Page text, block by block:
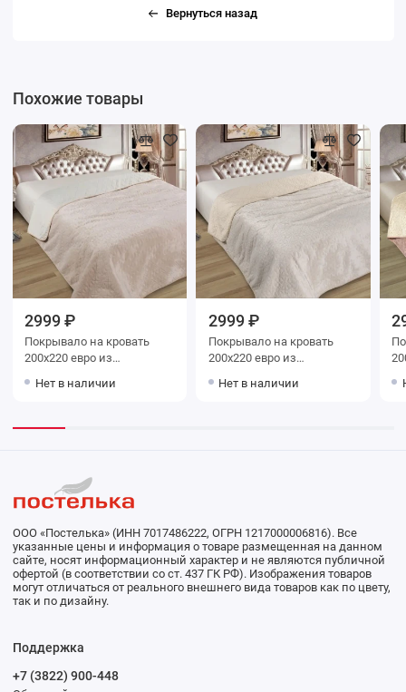
Вернуться назад
Похожие товары
2999 ₽
Покрывало на кровать
200х220 евро из
м2 бежевое Орнамент
Нет в наличии
2999 ₽
Покрывало на кровать
200х220 евро из
м2 белое Орнамент
Нет в наличии
м2
ООО «Постелька» (ИНН 7017486222, ОГРН 1217000006816). Все
указанные цены и информация о товаре размещенная на данном
сайте, носят информационный характер и не являются публичной
офертой (в соответствии со ст. 437 ГК РФ). Изображения товаров
могут отличаться от реального внешнего вида товаров как по цвету,
так и по дизайну.
Поддержка
+7 (3822) 900-448